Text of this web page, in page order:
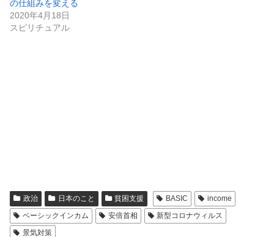
の仕組みを変える
2020年4月18日
スピリチュアル
政治 日本のこと 貧困支援 BASIC
income
ベーシックインカム
安倍首相
新型コロナウィルス
景気対策